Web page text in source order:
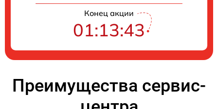
Конец акции
01:13:42
Преимущества сервис-